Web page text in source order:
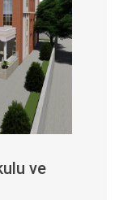
ve